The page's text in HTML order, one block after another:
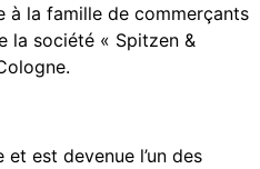
à la famille de commerçants
la société « Spitzen &
et est devenue l’un des